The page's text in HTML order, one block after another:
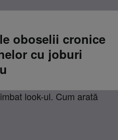
oboselii cronice
cu joburi